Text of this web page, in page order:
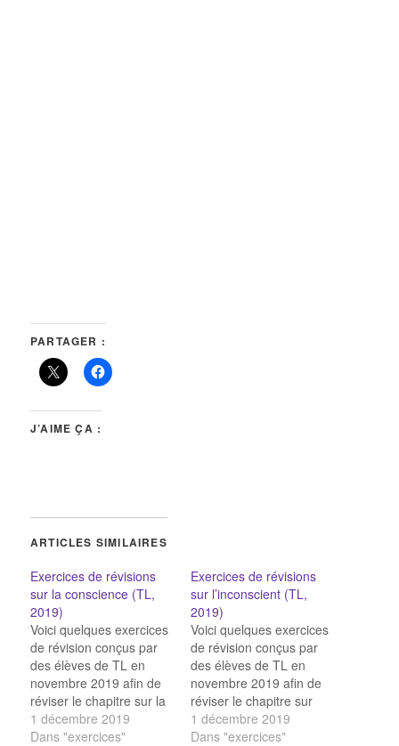
PARTAGER :
J’AIME ÇA :
ARTICLES SIMILAIRES
Exercices de révisions
sur la conscience (TL,
2019)
Voici quelques exercices
de révision conçus par
des élèves de TL en
novembre 2019 afin de
réviser le chapitre sur la
conscience : QCM sur la
conscience Paires sur la
1 décembre 2019
Dans "exercices"
Exercices de révisions
sur l’inconscient (TL,
2019)
Voici quelques exercices
de révision conçus par
des élèves de TL en
novembre 2019 afin de
réviser le chapitre sur
l'inconscient : QCM sur
la naissance de la
1 décembre 2019
Dans "exercices"